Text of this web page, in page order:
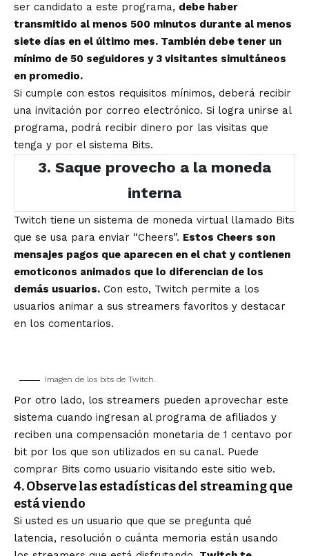
ser candidato a este programa, debe haber
transmitido al menos 500 minutos durante al menos
siete días en el último mes. También debe tener un
mínimo de 50 seguidores y 3 visitantes simultáneos
en promedio.
Si cumple con estos requisitos mínimos, deberá recibir
una invitación por correo electrónico. Si logra unirse al
programa, podrá recibir dinero por las visitas que
tenga y por el sistema Bits.
3. Saque provecho a la moneda
interna
Twitch tiene un sistema de moneda virtual llamado Bits
que se usa para enviar “Cheers”. Estos Cheers son
mensajes pagos que aparecen en el chat y contienen
emoticonos animados que lo diferencian de los
demás usuarios. Con esto, Twitch permite a los
usuarios animar a sus streamers favoritos y destacar
en los comentarios.
Imagen de los bits de Twitch.
Por otro lado, los streamers pueden aprovechar este
sistema cuando ingresan al programa de afiliados y
reciben una compensación monetaria de 1 centavo por
bit por los que son utilizados en su canal. Puede
comprar Bits como usuario visitando este sitio web.
4. Observe las estadísticas del streaming que
está viendo
Si usted es un usuario que que se pregunta qué
latencia, resolución o cuánta memoria están usando